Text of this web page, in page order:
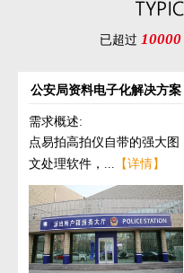
已超过 10000
公安局资料电子化解决方案
需求概述:
点易拍高拍仪自带的强大图
文处理软件，... 【详情】